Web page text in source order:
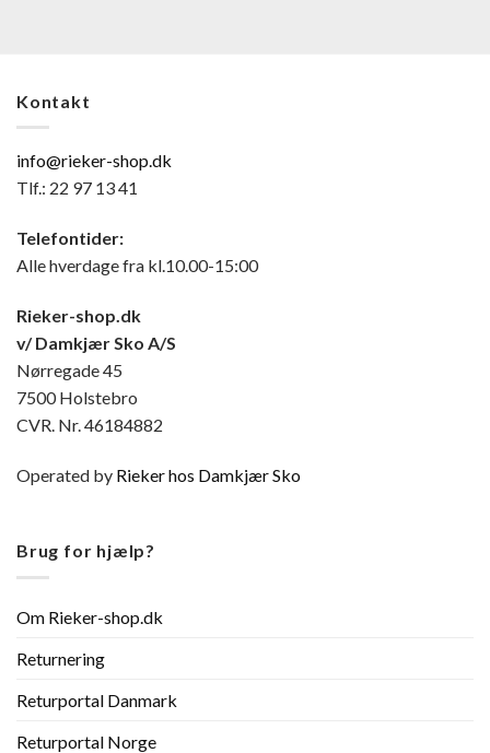
Kontakt
info@rieker-shop.dk
Tlf.: 22 97 13 41
Telefontider:
Alle hverdage fra kl.10.00-15:00
Rieker-shop.dk
v/ Damkjær Sko A/S
Nørregade 45
7500 Holstebro
CVR. Nr. 46184882
Operated by Rieker hos Damkjær Sko
Brug for hjælp?
Om Rieker-shop.dk
Returnering
Returportal Danmark
Returportal Norge